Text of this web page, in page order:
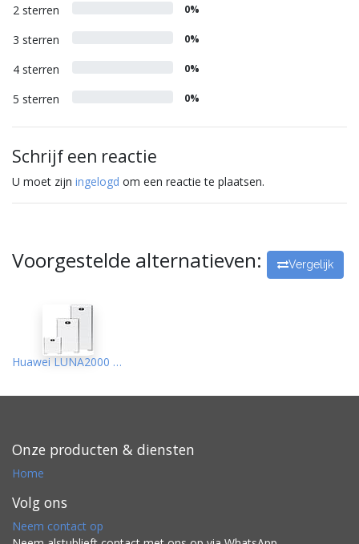
2 sterren 0%
3 sterren 0%
4 sterren 0%
5 sterren 0%
Schrijf een reactie
U moet zijn ingelogd om een reactie te plaatsen.
Voorgestelde alternatieven: Vergelijk
Huawei LUNA2000 batterij 5kWh
Onze producten & diensten
Home
Volg ons
Neem contact op